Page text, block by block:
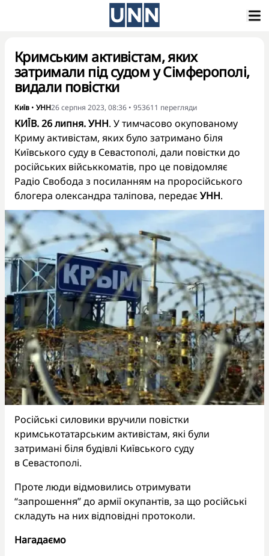
Кримським активістам, яких
затримали під судом у Сімферополі,
видали повістки
Київ • УНН26 серпня 2023, 08:36 • 953611 перегляди
КИЇВ. 26 липня. УНН. У тимчасово окупованому
Криму активістам, яких було затримано біля
Київського суду в Севастополі, дали повістки до
російських військкоматів, про це повідомляє
Радіо Свобода з посиланням на проросійського
блогера олександра таліпова, передає УНН.
Російські силовики вручили повістки
кримськотатарським активістам, які були
затримані біля будівлі Київського суду
в Севастополі.
Проте люди відмовились отримувати
“запрошення” до армії окупантів, за що російські
складуть на них відповідні протоколи.
Нагадаємо